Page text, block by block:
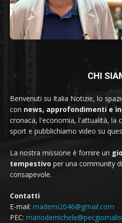
CHI
Benvenuti su Italia Notizie, lo
con news, approfondimenti e
cronaca, l'economia, l'attualità, la
sport e pubblichiamo video su
La nostra missione è fornire un
tempestivo per una community
consapevole.
Contatti
E-mail: mademi2046@gmail.com
PEC: